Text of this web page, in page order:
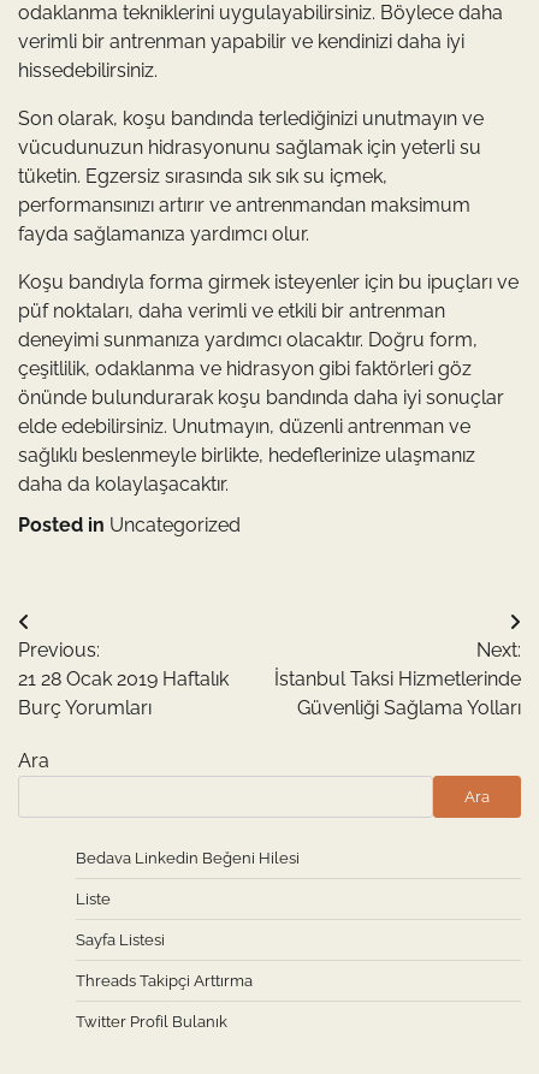
odaklanma tekniklerini uygulayabilirsiniz. Böylece daha
verimli bir antrenman yapabilir ve kendinizi daha iyi
hissedebilirsiniz.
Son olarak, koşu bandında terlediğinizi unutmayın ve
vücudunuzun hidrasyonunu sağlamak için yeterli su
tüketin. Egzersiz sırasında sık sık su içmek,
performansınızı artırır ve antrenmandan maksimum
fayda sağlamanıza yardımcı olur.
Koşu bandıyla forma girmek isteyenler için bu ipuçları ve
püf noktaları, daha verimli ve etkili bir antrenman
deneyimi sunmanıza yardımcı olacaktır. Doğru form,
çeşitlilik, odaklanma ve hidrasyon gibi faktörleri göz
önünde bulundurarak koşu bandında daha iyi sonuçlar
elde edebilirsiniz. Unutmayın, düzenli antrenman ve
sağlıklı beslenmeyle birlikte, hedeflerinize ulaşmanız
daha da kolaylaşacaktır.
Posted in Uncategorized
Yazı
gezinmesi
Previous:
21 28 Ocak 2019 Haftalık
Burç Yorumları
Next:
İstanbul Taksi Hizmetlerinde
Güvenliği Sağlama Yolları
Ara
Ara
Bedava Linkedin Beğeni Hilesi
Liste
Sayfa Listesi
Threads Takipçi Arttırma
Twitter Profil Bulanık